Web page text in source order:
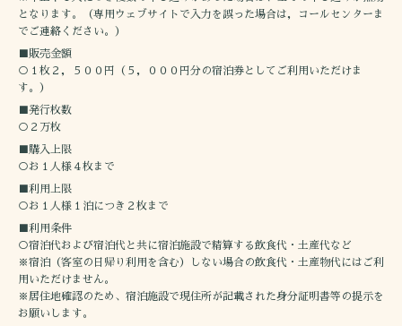
となります。（専用ウェブサイトで入力を誤った場合は，コールセンターま
でご連絡ください。）
■販売金額
○１枚２，５００円（５，０００円分の宿泊券としてご利用いただけま
す。）
■発行枚数
○２万枚
■購入上限
○お１人様４枚まで
■利用上限
○お１人様１泊につき２枚まで
■利用条件
○宿泊代および宿泊代と共に宿泊施設で精算する飲食代・土産代など
※宿泊（客室の日帰り利用を含む）しない場合の飲食代・土産物代にはご利
用いただけません。
※居住地確認のため、宿泊施設で現住所が記載された身分証明書等の提示を
お願いします。